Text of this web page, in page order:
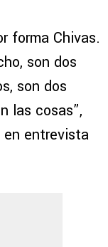
forma Chivas.
son dos
son dos
las cosas”,
entrevista